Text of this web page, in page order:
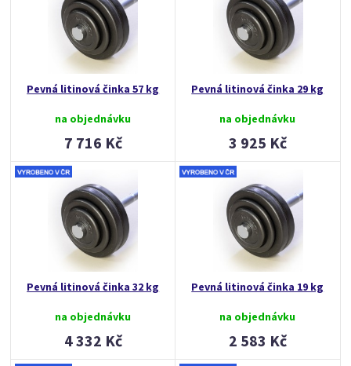
Pevná litinová činka 57 kg
na objednávku
7 716 Kč
Pevná litinová činka 29 kg
na objednávku
3 925 Kč
Pevná litinová činka 32 kg
na objednávku
4 332 Kč
Pevná litinová činka 19 kg
na objednávku
2 583 Kč